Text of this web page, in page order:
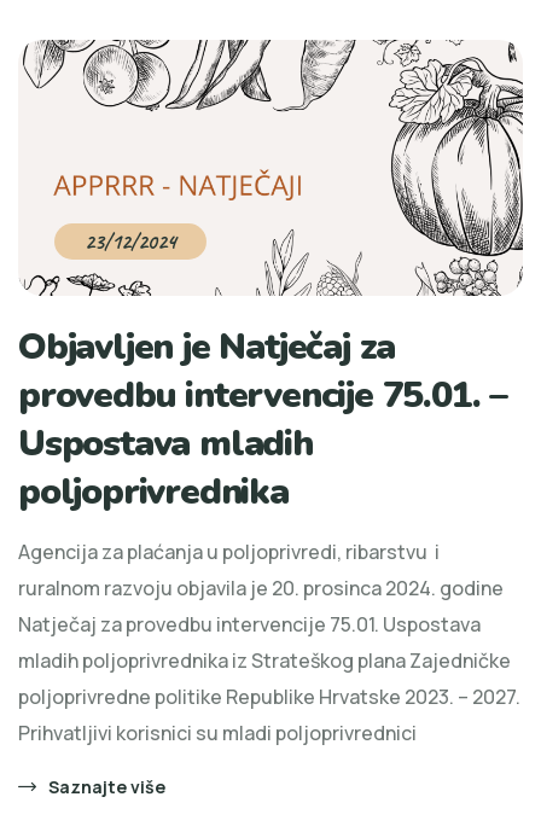
23/12/2024
Objavljen je Natječaj za
provedbu intervencije 75.01. –
Uspostava mladih
poljoprivrednika
Agencija za plaćanja u poljoprivredi, ribarstvu i
ruralnom razvoju objavila je 20. prosinca 2024. godine
Natječaj za provedbu intervencije 75.01. Uspostava
mladih poljoprivrednika iz Strateškog plana Zajedničke
poljoprivredne politike Republike Hrvatske 2023. – 2027.
Prihvatljivi korisnici su mladi poljoprivrednici
Saznajte više